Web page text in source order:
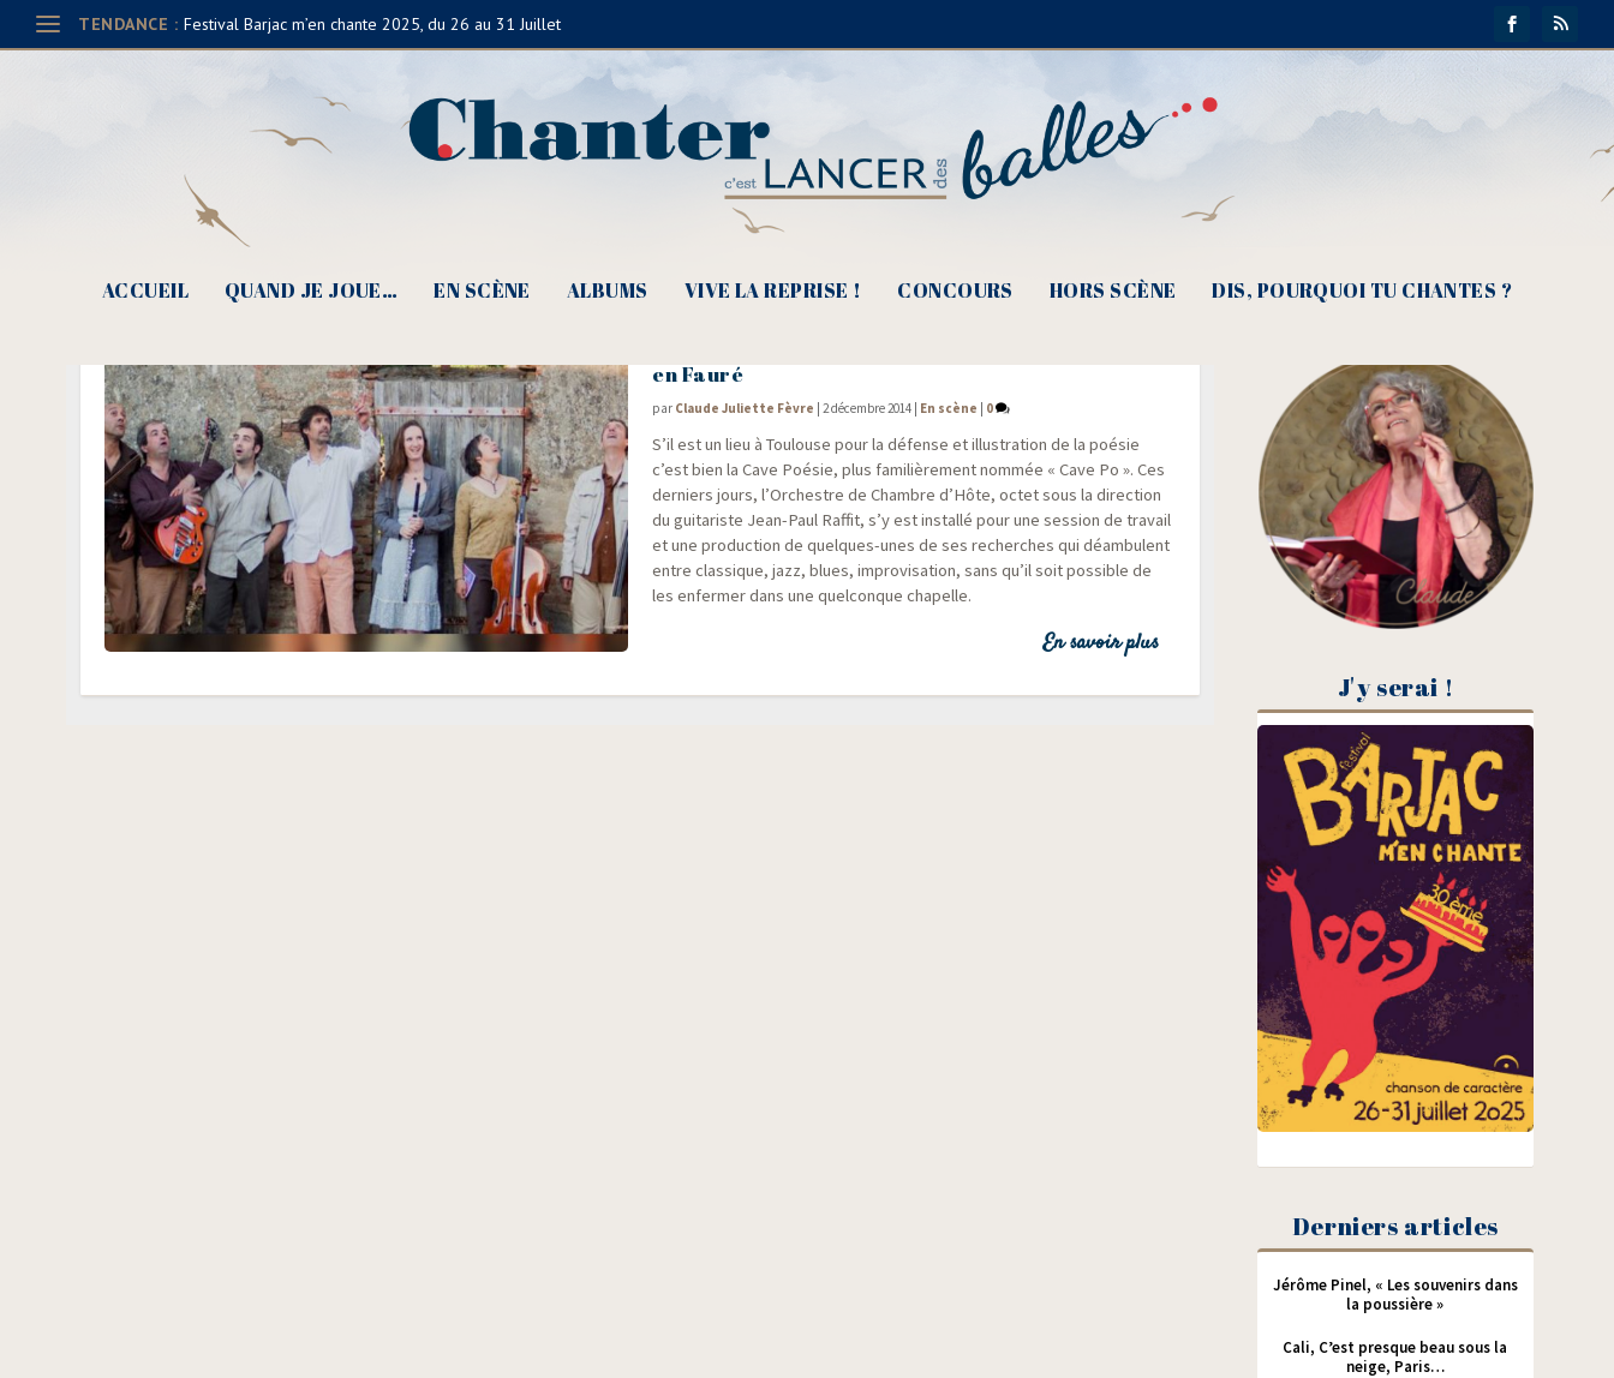
TENDANCE : Festival Barjac m’en chante 2025, du 26 au 31 Juillet
ACCUEIL QUAND JE JOUE… EN SCÈNE ALBUMS VIVE LA REPRISE ! CONCOURS HORS SCÈNE DIS, POURQUOI TU CHANTES ?
en Fauré
par Claude Juliette Fèvre |2 décembre 2014 En scène 0
S’il est un lieu à Tou­louse pour la défense et illus­tra­tion de la poé­sie
c’est bien la Cave Poé­sie, plus fami­liè­re­ment nom­mée « Cave Po ». Ces
der­niers jours, l’Orchestre de Chambre d’Hôte, octet sous la direc­tion
du gui­ta­riste Jean-Paul Raf­fit, s’y est ins­tal­lé pour une ses­sion de tra­vail
et une pro­duc­tion de quelques-unes de ses recherches qui déam­bulent
entre clas­sique, jazz, blues, impro­vi­sa­tion, sans qu’il soit pos­sible de
les enfer­mer dans une quel­conque chapelle.
En savoir plus
J'y serai !
Derniers articles
Jérôme Pinel, « Les souvenirs dans
la poussière »
Cali, C’est presque beau sous la
neige, Paris…